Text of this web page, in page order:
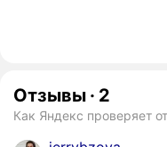
Отзывы · 2
Как Яндекс проверяет